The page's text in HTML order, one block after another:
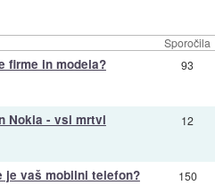
Sporočila
firme in modela? 93
Nokia - vsi mrtvi 12
je vaš mobilni telefon? 150